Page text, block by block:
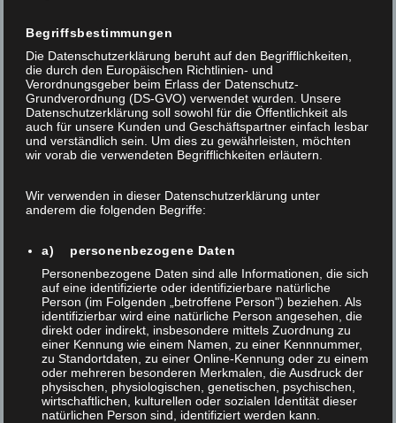
NEWS
Newsletter
Ich bin damit einverstanden und möchte den
kostenlosen Newsletter abonnieren
Begriffsbestimmungen
Die Datenschutzerklärung beruht auf den Begrifflichkeiten,
die durch den Europäischen Richtlinien- und
Verordnungsgeber beim Erlass der Datenschutz-
Grundverordnung (DS-GVO) verwendet wurden. Unsere
Datenschutzerklärung soll sowohl für die Öffentlichkeit als
auch für unsere Kunden und Geschäftspartner einfach lesbar
und verständlich sein. Um dies zu gewährleisten, möchten
wir vorab die verwendeten Begrifflichkeiten erläutern.
Wir verwenden in dieser Datenschutzerklärung unter
anderem die folgenden Begriffe:
a) personenbezogene Daten
Personenbezogene Daten sind alle Informationen, die sich
auf eine identifizierte oder identifizierbare natürliche
Person (im Folgenden „betroffene Person") beziehen. Als
identifizierbar wird eine natürliche Person angesehen, die
direkt oder indirekt, insbesondere mittels Zuordnung zu
einer Kennung wie einem Namen, zu einer Kennnummer,
zu Standortdaten, zu einer Online-Kennung oder zu einem
oder mehreren besonderen Merkmalen, die Ausdruck der
physischen, physiologischen, genetischen, psychischen,
wirtschaftlichen, kulturellen oder sozialen Identität dieser
natürlichen Person sind, identifiziert werden kann.